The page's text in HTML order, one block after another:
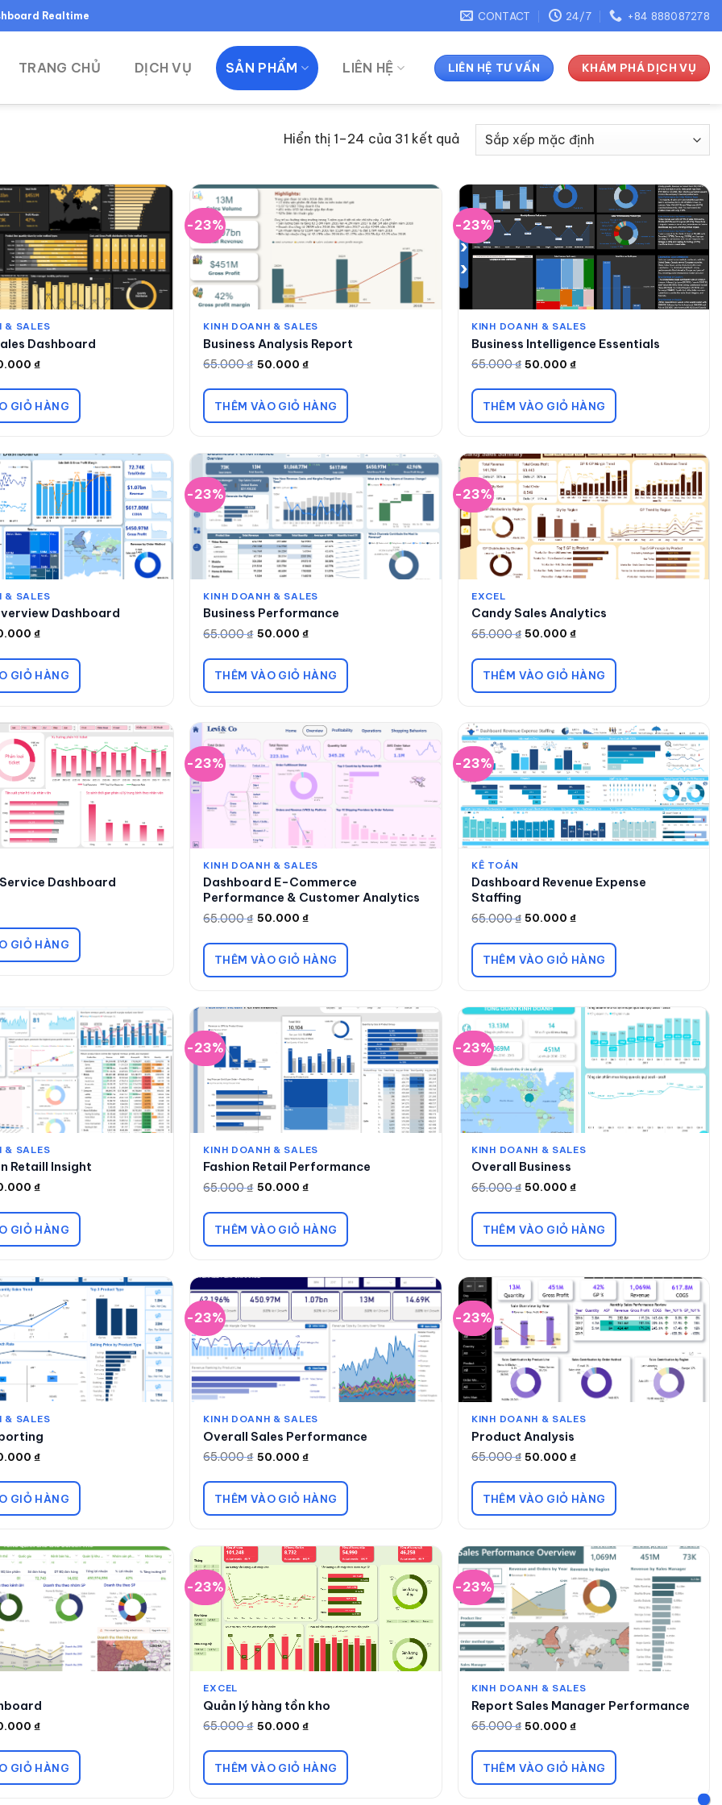
Realtime CONTACT 24/7 +84 888087278
TRANG CHỦ DỊCH VỤ SẢN PHẨM LIÊN HỆ LIÊN HỆ TƯ VẤN KHÁM PHÁ DỊCH VỤ
Hiển thị 1–24 của 31 kết quả
& SALES
Dashboard
₫
GIỎ HÀNG
-23%
KINH DOANH & SALES
Business Analysis Report
65.000₫
Giá
là:
65.000 ₫.
50.000 ₫
Giá
tại
50.000 ₫.
THÊM VÀO GIỎ HÀNG
-23%
KINH DOANH & SALES
Business Intelligence Essentials
65.000₫
Giá
là:
65.000 ₫.
50.000 ₫
Giá
tại
50.000 ₫.
THÊM VÀO GIỎ HÀNG
& SALES
Dashboard
₫
GIỎ HÀNG
-23%
KINH DOANH & SALES
Business Performance
65.000₫
Giá
là:
65.000 ₫.
50.000 ₫
Giá
tại
50.000 ₫.
THÊM VÀO GIỎ HÀNG
-23%
EXCEL
Candy Sales Analytics
65.000₫
Giá
là:
65.000 ₫.
50.000 ₫
Giá
tại
50.000 ₫.
THÊM VÀO GIỎ HÀNG
Dashboard
GIỎ HÀNG
-23%
KINH DOANH & SALES
Dashboard E-Commerce
Performance & Customer Analytics
65.000₫
Giá
là:
65.000 ₫.
50.000 ₫
Giá
tại
50.000 ₫.
THÊM VÀO GIỎ HÀNG
-23%
KẾ TOÁN
Dashboard Revenue Expense
Staffing
65.000₫
Giá
là:
65.000 ₫.
50.000₫
Giá
tại
50.000 ₫.
THÊM VÀO GIỎ HÀNG
& SALES
Retaill Insight
₫
GIỎ HÀNG
-23%
KINH DOANH & SALES
Fashion Retail Performance
65.000₫
Giá
là:
65.000 ₫.
50.000 ₫
Giá
tại
50.000 ₫.
THÊM VÀO GIỎ HÀNG
-23%
KINH DOANH & SALES
Overall Business
65.000₫
Giá
là:
65.000 ₫.
50.000₫
Giá
tại
50.000 ₫.
THÊM VÀO GIỎ HÀNG
& SALES
₫
GIỎ HÀNG
-23%
KINH DOANH & SALES
Overall Sales Performance
65.000₫
Giá
là:
65.000 ₫.
50.000 ₫
Giá
tại
50.000 ₫.
THÊM VÀO GIỎ HÀNG
-23%
KINH DOANH & SALES
Product Analysis
65.000₫
Giá
là:
65.000 ₫.
50.000 ₫
Giá
tại
50.000 ₫.
THÊM VÀO GIỎ HÀNG
₫
GIỎ HÀNG
-23%
EXCEL
Quản lý hàng tồn kho
65.000₫
Giá
là:
65.000 ₫.
50.000 ₫
Giá
tại
50.000 ₫.
THÊM VÀO GIỎ HÀNG
-23%
KINH DOANH & SALES
Report Sales Manager Performance
65.000₫
Giá
là:
65.000 ₫.
50.000 ₫
Giá
tại
50.000 ₫.
THÊM VÀO GIỎ HÀNG